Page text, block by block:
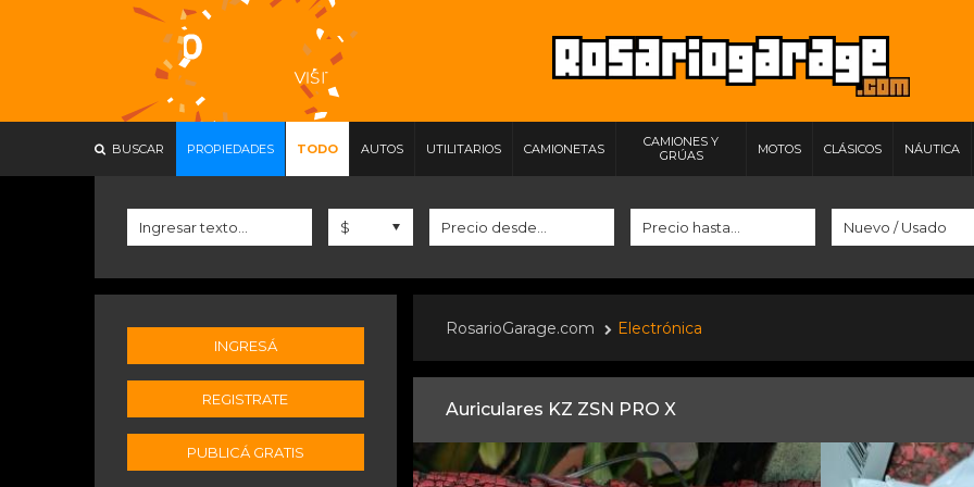
BUSCAR PROPIEDADES TODO AUTOS UTILITARIOS CAMIONETAS
CAMIONES Y
GRÚAS
MOTOS CLÁSICOS NÁUTICA
INGRESÁ
REGISTRATE
PUBLICÁ GRATIS
RosarioGarage.com Electrónica
Auriculares KZ ZSN PRO X